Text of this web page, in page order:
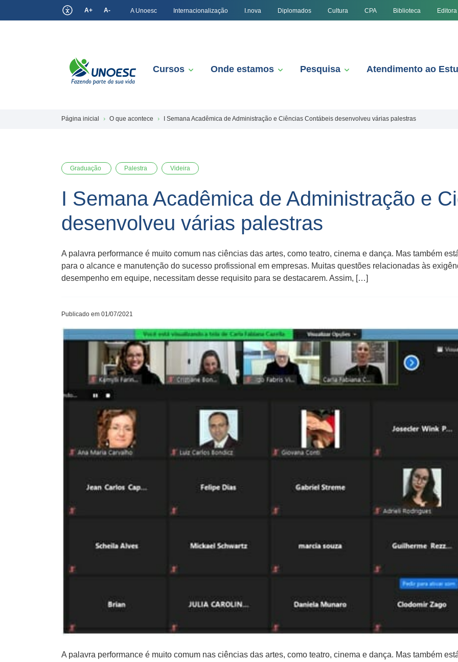
A+ A- A Unoesc Internacionalização I.nova Diplomados Cultura CPA Biblioteca Editora
Cursos Onde estamos Pesquisa Atendimento ao
Página inicial O que acontece I Semana Acadêmica de Administração e Ciências Contábeis desenvolveu várias palestras
Graduação Palestra Videira
I Semana Acadêmica de Administração e
desenvolveu várias palestras
A palavra performance é muito comum nas ciências das artes, como teatro, cinema e dança. Mas também
para o alcance e manutenção do sucesso profissional em empresas. Muitas questões relacionadas às
desempenho em equipe, necessitam desse requisito para se destacarem. Assim, […]
Publicado em 01/07/2021
A palavra performance é muito comum nas ciências das artes, como teatro, cinema e dança. Mas também